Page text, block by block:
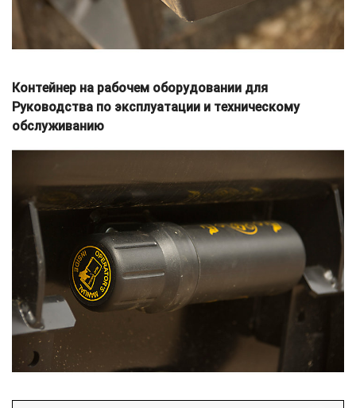
Контейнер на рабочем оборудовании для
Руководства по эксплуатации и техническому
обслуживанию